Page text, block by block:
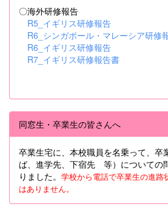
〇海外研修報告
R5_イギリス研修報告
R6_シンガポール・マレーシア研修
R6_イギリス研修報告
R7_イギリス研修報告書
同窓生・卒業生の皆さんへ
卒業生宅に、本校職員を名乗って、卒
ば、進学先、下宿先 等）についての
りました。 学校から電話で卒業生の進路
はありません。